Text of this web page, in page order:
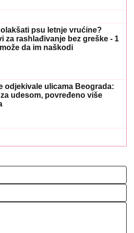
olakšati psu letnje vrućine?
za rashlađivanje bez greške - 1
da im naškodi
odjekivale ulicama Beograda:
udesom, povređeno više